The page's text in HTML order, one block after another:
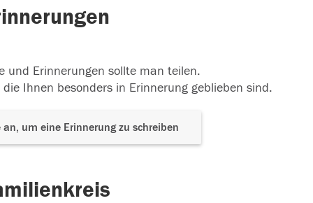
und Erinnerungen sollte man teilen.
Ihnen besonders in Erinnerung geblieben sind.
um eine Erinnerung zu schreiben